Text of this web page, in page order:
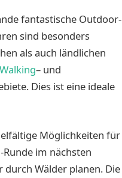
fantastische Outdoor-
sind besonders
als auch ländlichen
– und
Dies ist eine ideale
Möglichkeiten für
im nächsten
Wälder planen. Die